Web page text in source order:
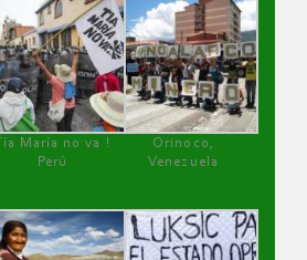
Tía María no va !
Perú
Orinoco,
Venezuela